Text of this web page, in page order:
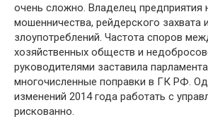
очень сложно. Владелец предприятия
мошенничества, рейдерского захвата
злоупотреблений. Частота споров
хозяйственных обществ и
руководителями заставила
многочисленные поправки в ГК РФ.
изменений 2014 года работать с
рискованно.